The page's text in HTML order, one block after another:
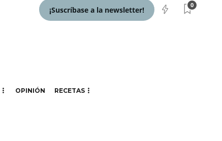
¡Suscríbase a la newsletter!
0
OPINIÓN RECETAS